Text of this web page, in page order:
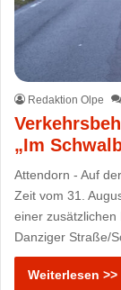
Redaktion Olpe
„Im
Attendorn - Auf
Zeit vom 31.
einer
Danziger Straße/
Weiterlesen >>